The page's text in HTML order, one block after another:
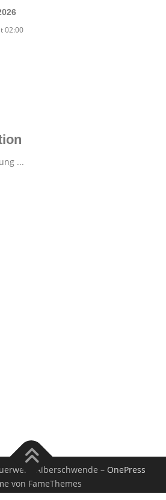
02:00
...
Alberschwende – OnePress
von FameThemes